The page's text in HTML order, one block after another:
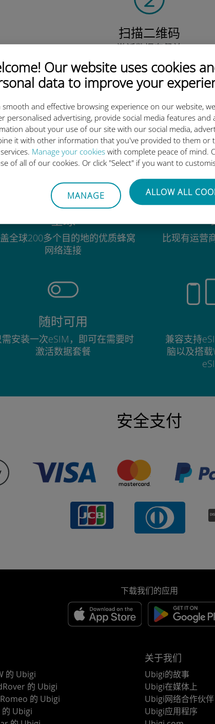
Our website uses cookies
data to improve your
smooth and effective browsing experience on our website,
personalised advertising, provide social media features and
about your use of our site with our social media,
it with other information that you've provided to them or
Manage your cookies with complete peace of mind.
of all of our cookies. Or click "Select" if you want to
MANAGE ALLOW ALL
扫描二维码
激活数据套餐并
安装Ubigi eSIM。
简单！
为什么Ubigi国际eSIM
全球
全球200多个目的地的优质蜂窝
网络连接
比现有运营
随时可用
需安装一次eSIM，即可在需要时
激活数据套餐
兼容支持
脑以及搭
安全支付
下载我们的应用
的 Ubigi
的 Ubigi
的 Ubigi
的 Ubigi
关于我们
Ubigi的故事
Ubigi在媒体上
Ubigi网络合作伙伴
Ubigi应用程序